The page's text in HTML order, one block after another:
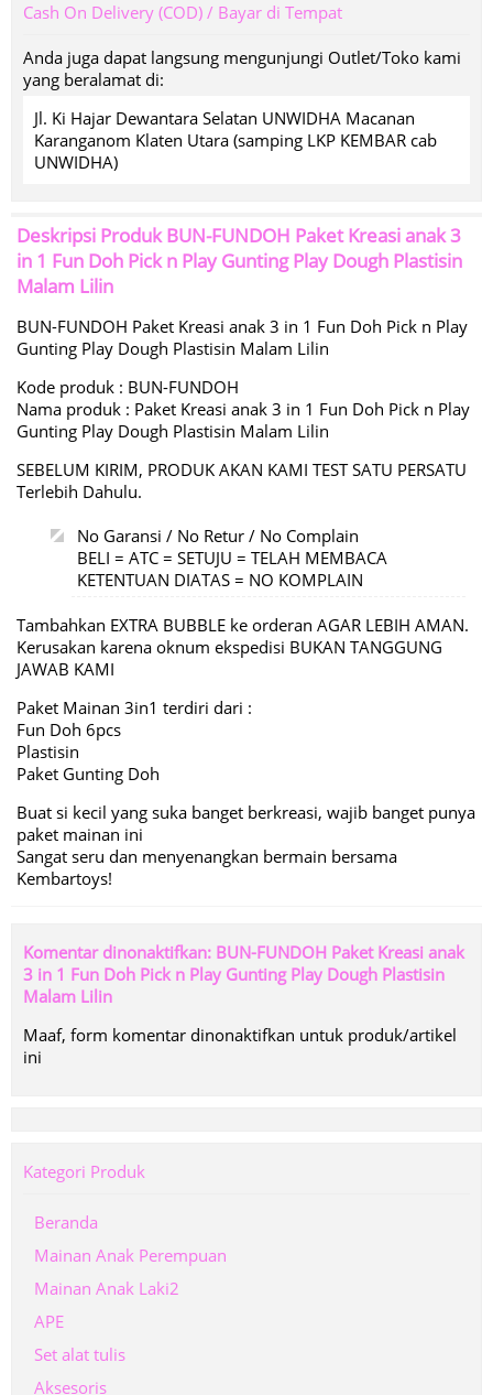
Cash On Delivery (COD) / Bayar di Tempat
Anda juga dapat langsung mengunjungi Outlet/Toko kami
yang beralamat di:
Jl. Ki Hajar Dewantara Selatan UNWIDHA Macanan
Karanganom Klaten Utara (samping LKP KEMBAR cab
UNWIDHA)
Deskripsi ProdukBUN-FUNDOH Paket Kreasi anak 3
in 1 Fun Doh Pick n Play Gunting Play Dough Plastisin
Malam Lilin
BUN-FUNDOH Paket Kreasi anak 3 in 1 Fun Doh Pick n Play
Gunting Play Dough Plastisin Malam Lilin
Kode produk : BUN-FUNDOH
Nama produk : Paket Kreasi anak 3 in 1 Fun Doh Pick n Play
Gunting Play Dough Plastisin Malam Lilin
SEBELUM KIRIM, PRODUK AKAN KAMI TEST SATU PERSATU
Terlebih Dahulu.
No Garansi / No Retur / No Complain
BELI = ATC = SETUJU = TELAH MEMBACA
KETENTUAN DIATAS = NO KOMPLAIN
Tambahkan EXTRA BUBBLE ke orderan AGAR LEBIH AMAN.
Kerusakan karena oknum ekspedisi BUKAN TANGGUNG
JAWAB KAMI
Paket Mainan 3in1 terdiri dari :
Fun Doh 6pcs
Plastisin
Paket Gunting Doh
Buat si kecil yang suka banget berkreasi, wajib banget punya
paket mainan ini
Sangat seru dan menyenangkan bermain bersama
Kembartoys!
Komentar dinonaktifkan: BUN-FUNDOH Paket Kreasi anak
3 in 1 Fun Doh Pick n Play Gunting Play Dough Plastisin
Malam Lilin
Maaf, form komentar dinonaktifkan untuk produk/artikel
ini
Kategori Produk
Beranda
Mainan Anak Perempuan
Mainan Anak Laki2
APE
Set alat tulis
Aksesoris